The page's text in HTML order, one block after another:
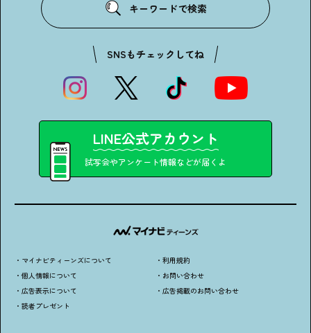
キーワードで検索
SNSもチェックしてね
LINE公式アカウント
試写会やアンケート情報などが届くよ
・マイナビティーンズについて
・個人情報について
・広告表示について
・読者プレゼント
・利用規約
・お問い合わせ
・広告掲載のお問い合わせ